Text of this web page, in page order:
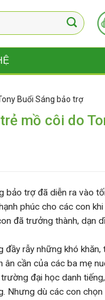
Buổi Sáng bảo trợ
mồ côi do
bảo trợ đã diễn ra vào
phúc cho các con
đã trưởng thành, dạn
đầy rẫy những khó
cần của các ba mẹ
đại học danh
Nhưng dù các con